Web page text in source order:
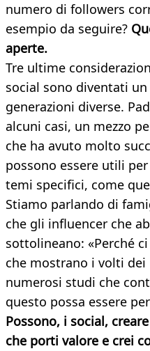
numero di followers
esempio da seguire?
aperte.
Tre ultime
social sono diventati
generazioni diverse.
alcuni casi, un mezzo
che ha avuto molto
possono essere utili
temi specifici, come
Stiamo parlando di
che gli influencer che
sottolineano: «Perché
che mostrano i volti
numerosi studi che
questo possa essere
Possono, i social,
che porti valore e crei